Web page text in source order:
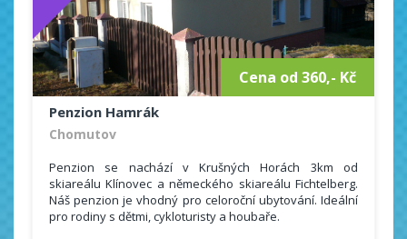
Cena od 360,- Kč
Penzion Hamrák
Chomutov
Penzion se nachází v Krušných Horách 3km od
skiareálu Klínovec a německého skiareálu Fichtelberg.
Náš penzion je vhodný pro celoroční ubytování. Ideální
pro rodiny s dětmi, cykloturisty a houbaře.